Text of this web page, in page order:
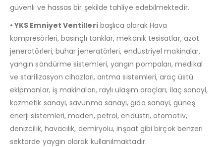
güvenli ve hassas bir şekilde tahliye edebilmektedir.
• YKS Emniyet Ventilleribaşlıca olarak Hava
kompresörleri, basınçlı tanklar, mekanik tesisatlar, azot
jeneratörleri, buhar jeneratörleri, endüstriyel makinalar,
yangın söndürme sistemleri, yangın pompaları, medikal
ve starilizasyon cihazları, arıtma sistemleri, araç üstü
ekipmanlar, iş makinaları, raylı ulaşım araçları, ilaç sanayi,
kozmetik sanayi, savunma sanayi, gıda sanayi, güneş
enerji sistemleri, maden, petrol, endüstri, otomotiv,
denizcilik, havacılık, demiryolu, inşaat gibi birçok benzeri
sektörde yaygın olarak kullanılmaktadır.